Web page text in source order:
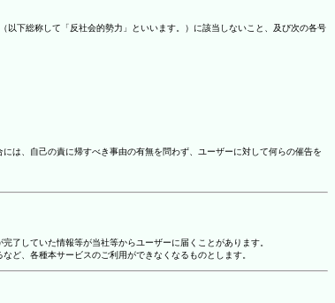
下総称して「反社会的勢力」といいます。）に該当しないこと、及び次の各号
は、自己の責に帰すべき事由の有無を問わず、ユーザーに対して何らの催告を
了していた情報等が当社等からユーザーに届くことがあります。
ど、各種本サービスのご利用ができなくなるものとします。